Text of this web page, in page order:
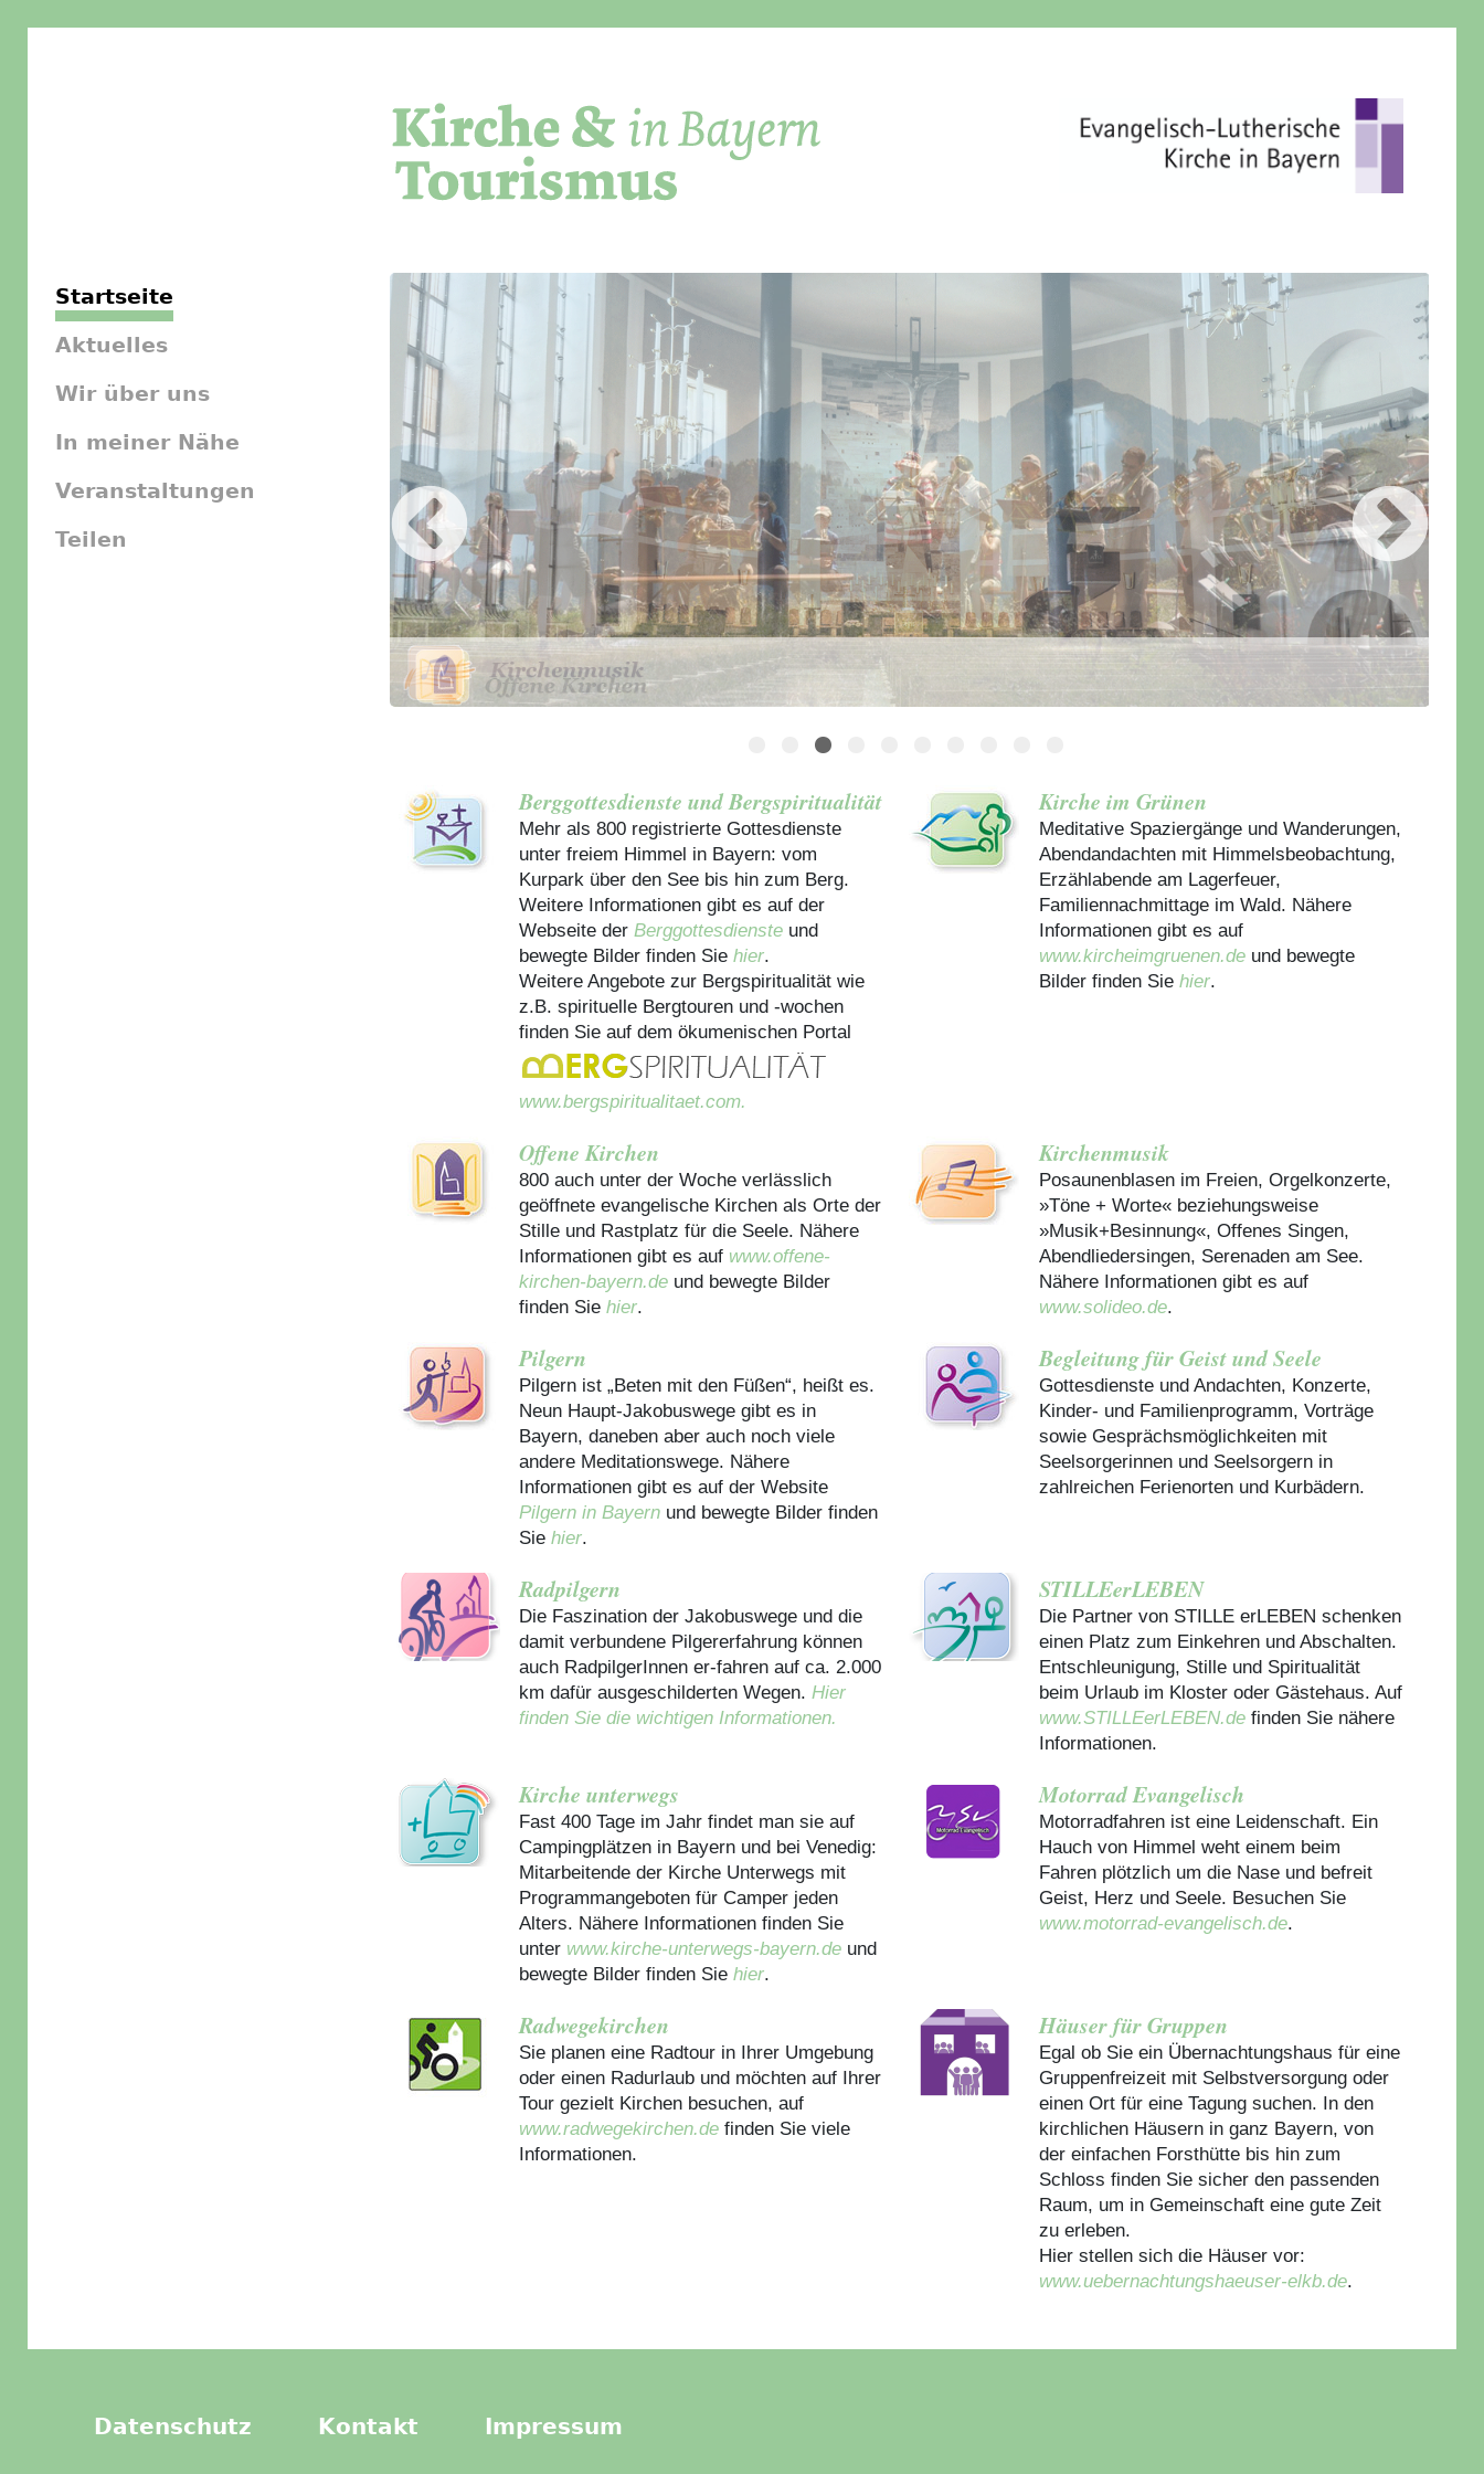
Startseite
Aktuelles
Wir über uns
In meiner Nähe
Veranstaltungen
Teilen
Slider Icon
Bild
Häuser für Gruppen
Berggottesdienste und Bergspiritualität
Mehr als 800 registrierte Gottesdienste
unter freiem Himmel in Bayern: vom
Kurpark über den See bis hin zum Berg.
Weitere Informationen gibt es auf der
Webseite der Berggottesdienste und
bewegte Bilder finden Sie hier.
Weitere Angebote zur Bergspiritualität wie
z.B. spirituelle Bergtouren und -wochen
finden Sie auf dem ökumenischen Portal
www.bergspiritualitaet.com.
Kirche im Grünen
Meditative Spaziergänge und Wanderungen,
Abendandachten mit Himmelsbeobachtung,
Erzählabende am Lagerfeuer,
Familiennachmittage im Wald. Nähere
Informationen gibt es auf
www.kircheimgruenen.deund bewegte
Bilder finden Siehier.
Offene Kirchen
800 auch unter der Woche verlässlich
geöffnete evangelische Kirchen als Orte der
Stille und Rastplatz für die Seele. Nähere
Informationen gibt es auf www.offene-
kirchen-bayern.de und bewegte Bilder
finden Sie hier.
Kirchenmusik
Posaunenblasen im Freien, Orgelkonzerte,
»Töne + Worte« beziehungsweise
»Musik+Besinnung«, Offenes Singen,
Abendliedersingen, Serenaden am See.
Nähere Informationen gibt es auf
www.solideo.de.
Pilgern
Pilgern ist „Beten mit den Füßen“, heißt es.
Neun Haupt-Jakobuswege gibt es in
Bayern, daneben aber auch noch viele
andere Meditationswege. Nähere
Informationen gibt es auf der Website
Pilgern in Bayern und bewegte Bilder finden
Sie hier.
Begleitung für Geist und Seele
Gottesdienste und Andachten, Konzerte,
Kinder- und Familienprogramm, Vorträge
sowie Gesprächsmöglichkeiten mit
Seelsorgerinnen und Seelsorgern in
zahlreichen Ferienorten und Kurbädern.
Radpilgern
Die Faszination der Jakobuswege und die
damit verbundene Pilgererfahrung können
auch RadpilgerInnen er-fahren auf ca. 2.000
km dafür ausgeschilderten Wegen. Hier
finden Sie die wichtigen Informationen.
STILLEerLEBEN
Die Partner von STILLE erLEBEN schenken
einen Platz zum Einkehren und Abschalten.
Entschleunigung, Stille und Spiritualität
beim Urlaub im Kloster oder Gästehaus. Auf
www.STILLEerLEBEN.definden Sie nähere
Informationen.
Kirche unterwegs
Fast 400 Tage im Jahr findet man sie auf
Campingplätzen in Bayern und bei Venedig:
Mitarbeitende der Kirche Unterwegs mit
Programmangeboten für Camper jeden
Alters. Nähere Informationen finden Sie
unter www.kirche-unterwegs-bayern.de und
bewegte Bilder finden Sie hier.
Motorrad Evangelisch
Motorradfahren ist eine Leidenschaft. Ein
Hauch von Himmel weht einem beim
Fahren plötzlich um die Nase und befreit
Geist, Herz und Seele. Besuchen Sie
www.motorrad-evangelisch.de.
Radwegekirchen
Sie planen eine Radtour in Ihrer Umgebung
oder einen Radurlaub und möchten auf Ihrer
Tour gezielt Kirchen besuchen, auf
www.radwegekirchen.de finden Sie viele
Informationen.
Häuser für Gruppen
Egal ob Sie ein Übernachtungshaus für eine
Gruppenfreizeit mit Selbstversorgung oder
einen Ort für eine Tagung suchen. In den
kirchlichen Häusern in ganz Bayern, von
der einfachen Forsthütte bis hin zum
Schloss finden Sie sicher den passenden
Raum, um in Gemeinschaft eine gute Zeit
zu erleben.
Hier stellen sich die Häuser vor:
www.uebernachtungshaeuser-elkb.de.
Datenschutz Kontakt Impressum